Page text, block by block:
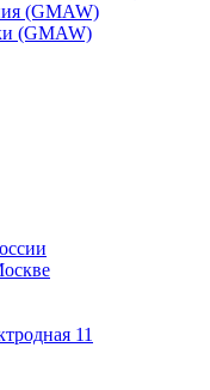
(GMAW)
(GMAW)
11